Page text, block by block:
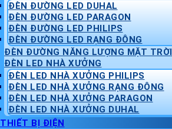
ĐÈN ĐƯỜNG LED DUHAL
ĐÈN ĐƯỜNG LED PARAGON
ĐÈN ĐƯỜNG LED PHILIPS
ĐÈN ĐƯỜNG LED RẠNG ĐÔNG
ĐÈN ĐƯỜNG NĂNG LƯỢNG MẶT TRỜI
ĐÈN LED NHÀ XƯỞNG
ĐÈN LED NHÀ XƯỞNG PHILIPS
ĐÈN LED NHÀ XƯỞNG RẠNG ĐÔNG
ĐÈN LED NHÀ XƯỞNG PARAGON
ĐÈN LED NHÀ XƯỞNG DUHAL
THIẾT BỊ ĐIỆN